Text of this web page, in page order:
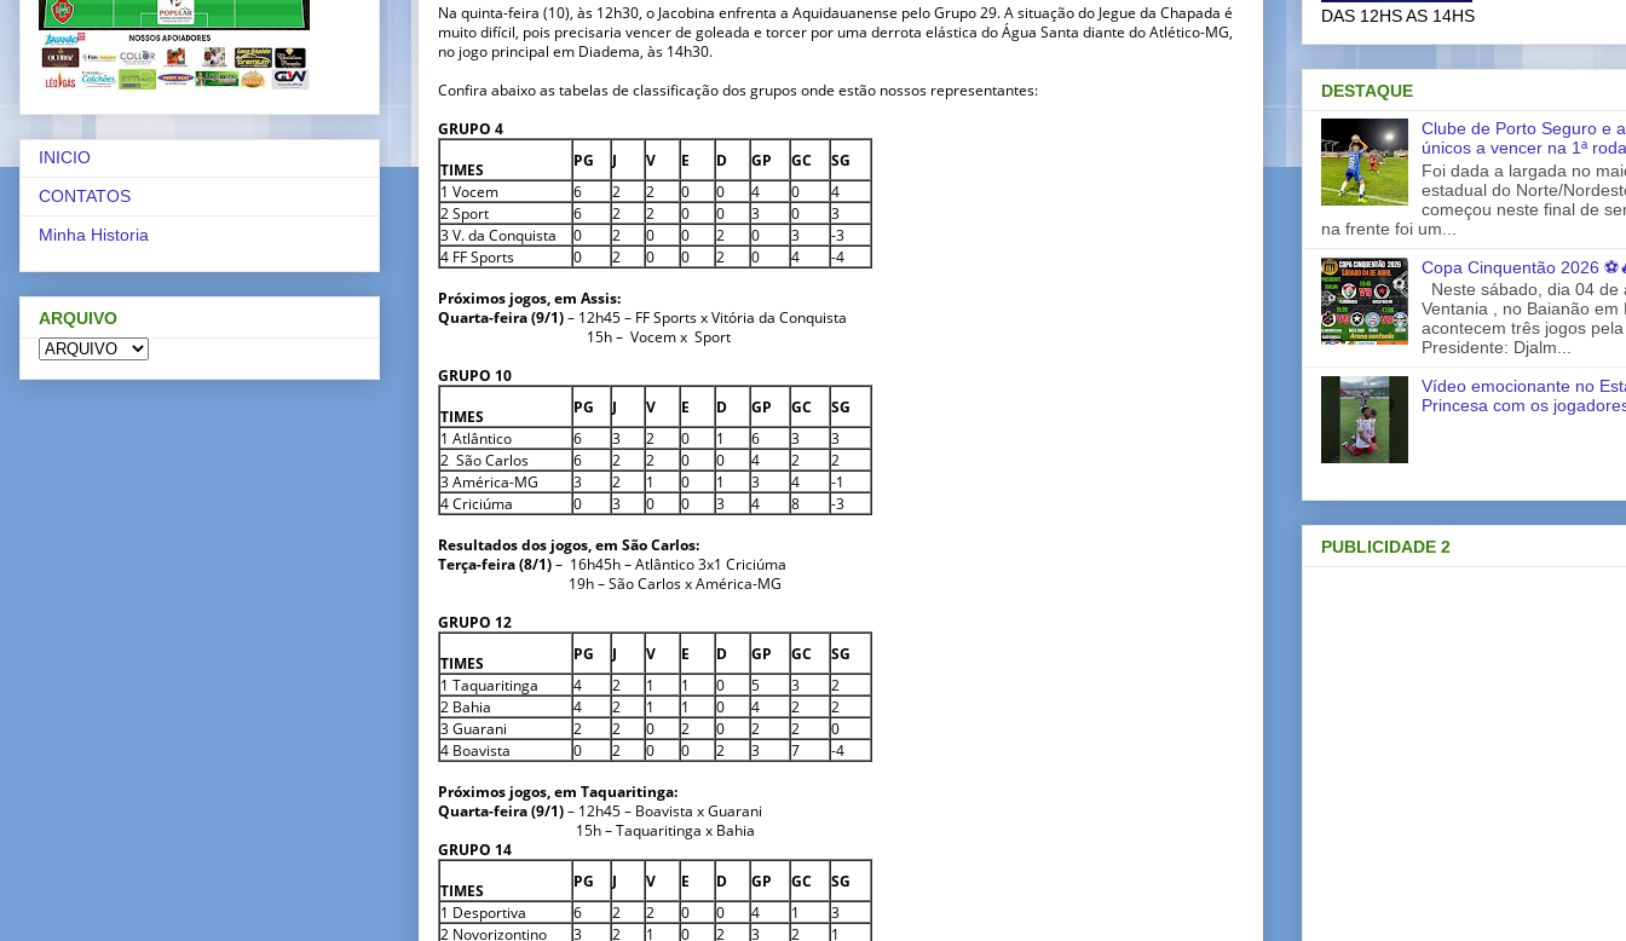
Na quinta-feira (10), às 12h30, o Jacobina enfrenta a Aquidauanense pelo Grupo 29. A situação do Jegue da Chapada é
muito difícil, pois precisaria vencer de goleada e torcer por uma derrota elástica do Água Santa diante do Atlético-MG,
no jogo principal em Diadema, às 14h30.
Confira abaixo as tabelas de classificação dos grupos onde estão nossos representantes:
GRUPO 4
TIMES PG J V E D GP GC
SG
1 Vocem
6 2 2 0 0 4 0
4
2 Sport
6 2 2 0 0 3 0
3
3 V. da Conquista
0 2 0 0 2 0 3
-3
4 FF Sports
0 2 0 0 2 0 4 -4
Próximos jogos, em Assis:
Quarta-feira (9/1)– 12h45 – FF Sports x Vitória da Conquista
15h – Vocem x Sport
GRUPO 10
TIMES PG J V E D GP GC
SG
1 Atlântico
6 3 2 0 1 6 3
3
2 São Carlos
6 2 2 0 0 4 2
2
3 América-MG
3 2 1 0 1 3 4
-1
4 Criciúma
0 3 0 0 3 4 8 -3
Resultados dos jogos, em São Carlos:
Terça-feira (8/1)– 16h45h – Atlântico 3x1 Criciúma
19h – São Carlos x América-MG
GRUPO 12
TIMES PG J V E D GP GC
SG
1 Taquaritinga
4 2 1 1 0 5 3
2
2 Bahia
4 2 1 1 0 4 2
2
3 Guarani
2 2 0 2 0 2 2
0
4 Boavista
0 2 0 0 2 3 7 -4
Próximos jogos, em Taquaritinga:
Quarta-feira (9/1)– 12h45 – Boavista x Guarani
15h – Taquaritinga x Bahia
GRUPO 14
TIMES PG J V E D GP GC
SG
1 Desportiva
6 2 2 0 0 4 1
3
2 Novorizontino
3 2 1 0 2 3 2
1
INICIO
CONTATOS
Minha Historia
ARQUIVO
DAS 12HS AS 14HS
DESTAQUE
Clube de Porto Seguro e
únicos a vencer na 1ª
Foi dada a largada no
estadual do Norte/
começou neste final de
na frente foi um...
Copa Cinquentão 2026
Neste sábado, dia 04 de
Ventania , no Baianão em
acontecem três jogos
Presidente: Djalm...
Vídeo emocionante no
Princesa com os
PUBLICIDADE 2